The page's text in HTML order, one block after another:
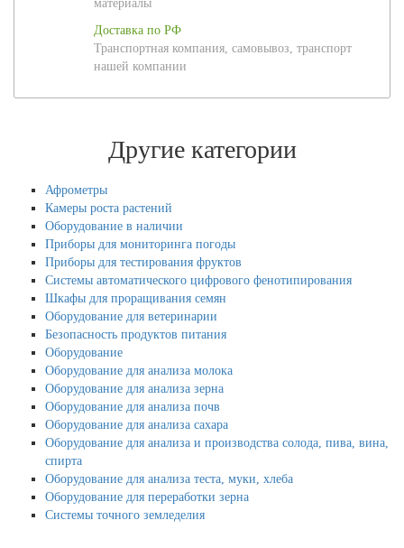
материалы
Доставка по РФ
Транспортная компания, самовывоз, транспорт
нашей компании
Другие категории
Афрометры
Камеры роста растений
Оборудование в наличии
Приборы для мониторинга погоды
Приборы для тестирования фруктов
Системы автоматического цифрового фенотипирования
Шкафы для проращивания семян
Оборудование для ветеринарии
Безопасность продуктов питания
Оборудование
Оборудование для анализа молока
Оборудование для анализа зерна
Оборудование для анализа почв
Оборудование для анализа сахара
Оборудование для анализа и производства солода, пива, вина,
спирта
Оборудование для анализа теста, муки, хлеба
Оборудование для переработки зерна
Системы точного земледелия